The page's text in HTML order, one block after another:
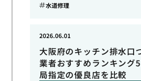
水道修理
大阪府のキッチン排水口
業者おすすめランキング
局指定の優良店を比較
2026.06.01